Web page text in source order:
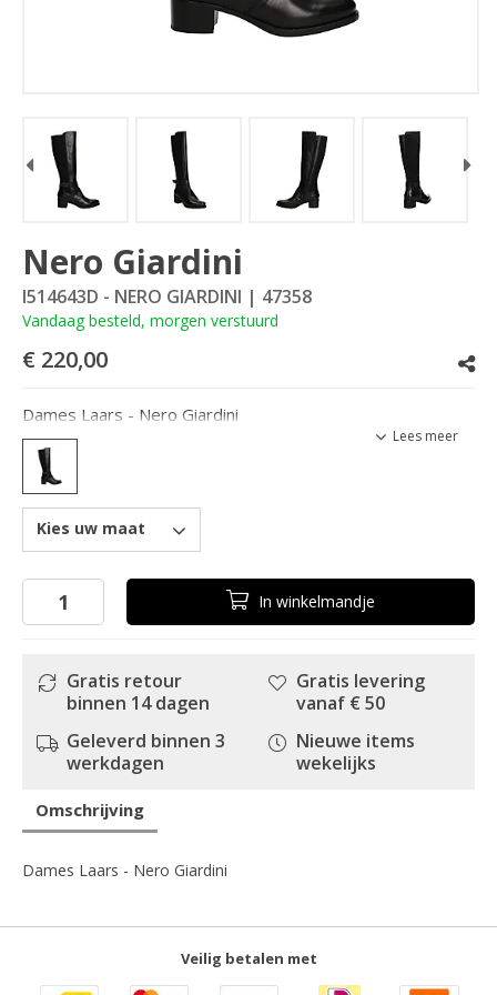
Nero Giardini
I514643D - NERO GIARDINI | 47358
Vandaag besteld, morgen verstuurd
€ 220,00
Dames Laars - Nero Giardini
Lees meer
Kies uw maat
In winkelmandje
Gratis retour
binnen 14 dagen
Geleverd binnen 3
werkdagen
Gratis levering
vanaf € 50
Nieuwe items
wekelijks
Omschrijving
Dames Laars - Nero Giardini
Veilig betalen met